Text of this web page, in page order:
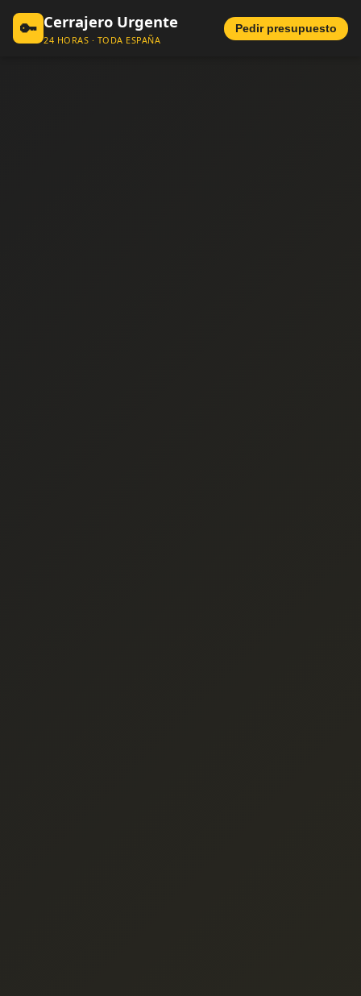
🔑 Cerrajero Urgente
24 HORAS · TODA ESPAÑA
Pedir presupuesto